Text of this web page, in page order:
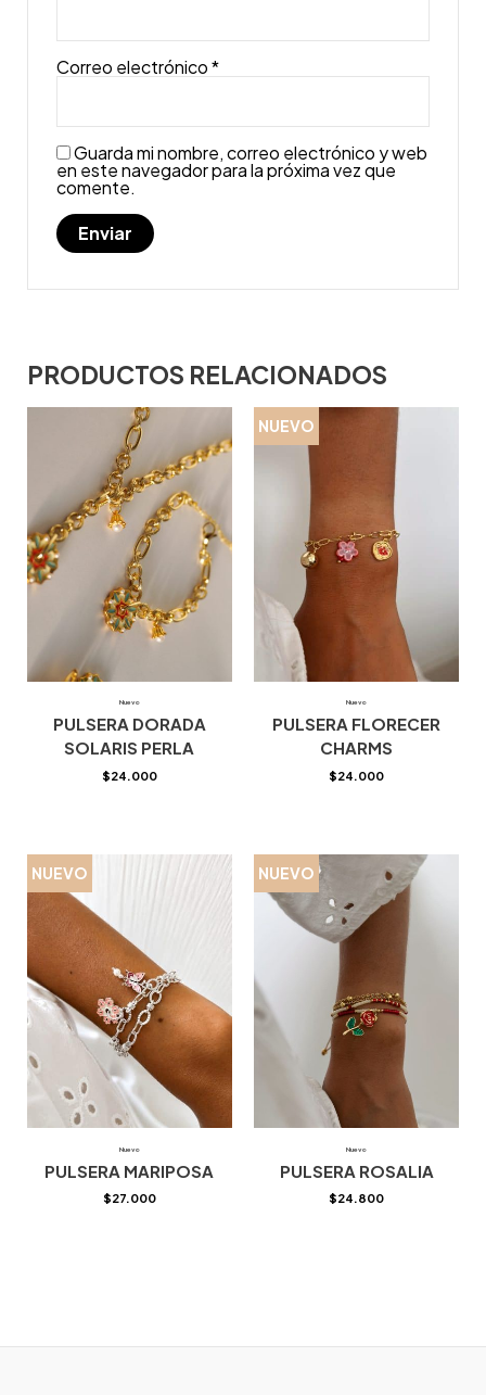
Correo electrónico*
Guarda mi nombre, correo electrónico y web
en este navegador para la próxima vez que
comente.
PRODUCTOS RELACIONADOS
Nuevo
PULSERA DORADA
SOLARIS PERLA
$24.000
NUEVO
Nuevo
PULSERA FLORECER
CHARMS
$24.000
NUEVO
Nuevo
PULSERA MARIPOSA
$27.000
NUEVO
Nuevo
PULSERA ROSALIA
$24.800